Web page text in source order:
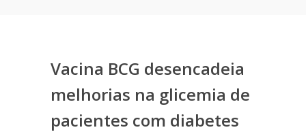
Vacina BCG desencadeia
melhorias na glicemia de
pacientes com diabetes